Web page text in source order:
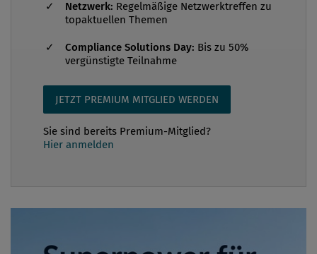
Netzwerk: Regelmäßige Netzwerktreffen zu
topaktuellen Themen
Compliance Solutions Day: Bis zu 50%
vergünstigte Teilnahme
JETZT PREMIUM MITGLIED WERDEN
Sie sind bereits Premium-Mitglied?
Hier anmelden